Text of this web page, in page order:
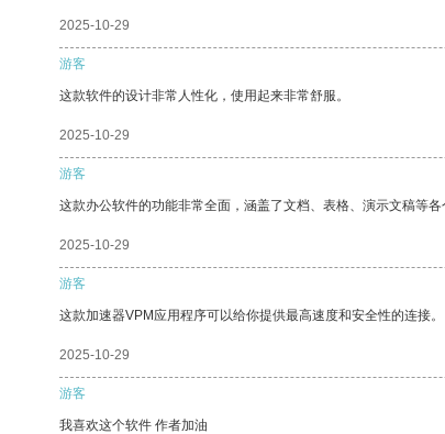
2025-10-29
游客
这款软件的设计非常人性化，使用起来非常舒服。
2025-10-29
游客
这款办公软件的功能非常全面，涵盖了文档、表格、演示文稿等
2025-10-29
游客
这款加速器VPM应用程序可以给你提供最高速度和安全性的连接。
2025-10-29
游客
我喜欢这个软件 作者加油